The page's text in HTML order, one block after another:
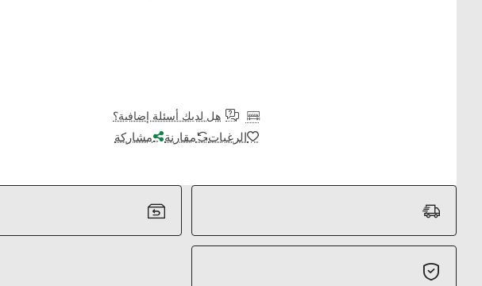
هل لديك أسئلة إضافية؟
الرغبات مقارنة مشاركة